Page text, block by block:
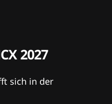
2027
sich in der